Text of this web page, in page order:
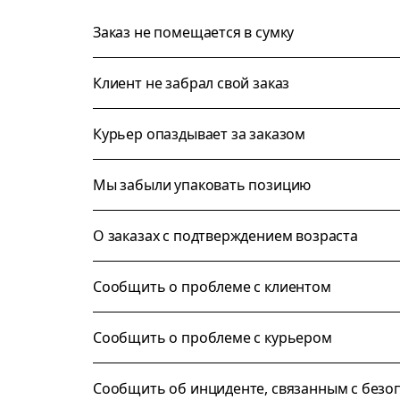
Заказ не помещается в сумку
Клиент не забрал свой заказ
Курьер опаздывает за заказом
Мы забыли упаковать позицию
О заказах с подтверждением возраста
Сообщить о проблеме с клиентом
Сообщить о проблеме с курьером
Сообщить об инциденте, связанным с